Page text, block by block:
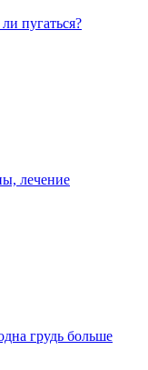
пугаться?
лечение
грудь больше